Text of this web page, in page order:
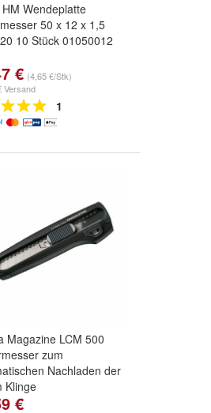
Wendeplatte
50 x 12 x 1,5
10 Stück 01050012
€ (4,65 €/Stk)
Versand
1
Magazine LCM 500
zum
Nachladen der
Klinge
€